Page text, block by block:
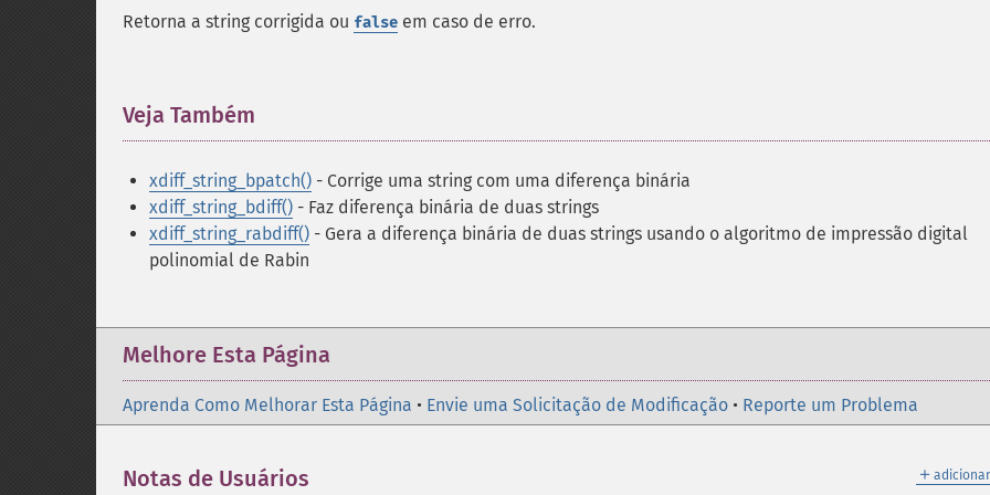
Retorna a string corrigida ou false em caso de erro.
Veja Também
xdiff_string_bpatch() - Corrige uma string com uma diferença binária
xdiff_string_bdiff() - Faz diferença binária de duas strings
xdiff_string_rabdiff() - Gera a diferença binária de duas strings usando o algoritmo de impressão digital
polinomial de Rabin
Melhore Esta Página
Aprenda Como Melhorar Esta Página • Envie uma Solicitação de Modificação • Reporte um Problema
＋
Notas de Usuários